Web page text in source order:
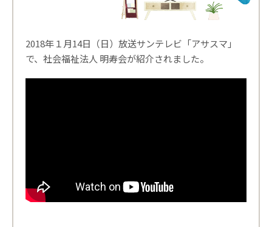
2018年１月14日（日）放送サンテレビ「アサスマ」
で、社会福祉法人 明寿会が紹介されました。